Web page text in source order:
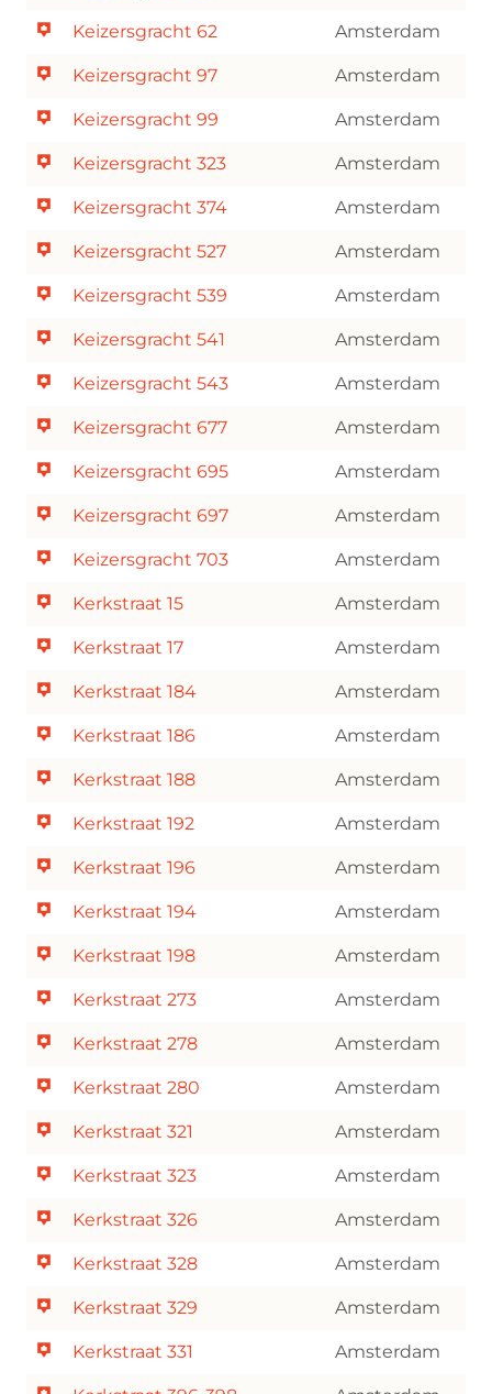
Keizersgracht 62 Amsterdam
Keizersgracht 97 Amsterdam
Keizersgracht 99 Amsterdam
Keizersgracht 323 Amsterdam
Keizersgracht 374 Amsterdam
Keizersgracht 527 Amsterdam
Keizersgracht 539 Amsterdam
Keizersgracht 541 Amsterdam
Keizersgracht 543 Amsterdam
Keizersgracht 677 Amsterdam
Keizersgracht 695 Amsterdam
Keizersgracht 697 Amsterdam
Keizersgracht 703 Amsterdam
Kerkstraat 15 Amsterdam
Kerkstraat 17 Amsterdam
Kerkstraat 184 Amsterdam
Kerkstraat 186 Amsterdam
Kerkstraat 188 Amsterdam
Kerkstraat 192 Amsterdam
Kerkstraat 196 Amsterdam
Kerkstraat 194 Amsterdam
Kerkstraat 198 Amsterdam
Kerkstraat 273 Amsterdam
Kerkstraat 278 Amsterdam
Kerkstraat 280 Amsterdam
Kerkstraat 321 Amsterdam
Kerkstraat 323 Amsterdam
Kerkstraat 326 Amsterdam
Kerkstraat 328 Amsterdam
Kerkstraat 329 Amsterdam
Kerkstraat 331 Amsterdam